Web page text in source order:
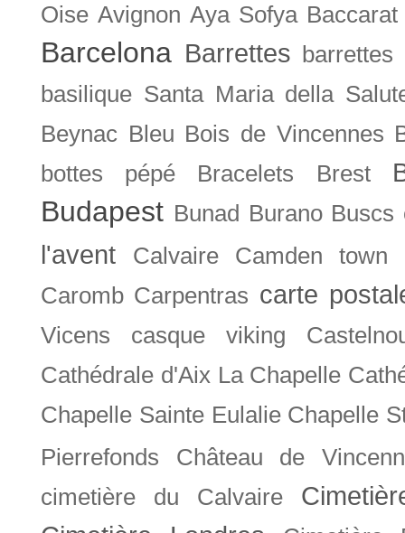
Oise Avignon Aya Sofya Baccarat
Barcelona Barrettes barrettes
basilique Santa Maria della
Beynac Bleu Bois de Vincennes
bottes pépé
Bracelets Brest
Budapest Bunad Burano Buscs
l'avent Calvaire Camden town
Caromb Carpentras carte
Vicens casque viking
Cathédrale d'Aix La Chapelle
Chapelle Sainte Eulalie Chapelle
Pierrefonds
Château de
cimetière du Calvaire